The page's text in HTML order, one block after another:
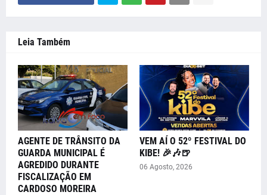
Leia Também
AGENTE DE TRÂNSITO DA
GUARDA MUNICIPAL É
AGREDIDO DURANTE
FISCALIZAÇÃO EM
CARDOSO MOREIRA
VEM AÍ O 52º FESTIVAL DO
KIBE! 🎉🎶🍺
06 Agosto, 2026